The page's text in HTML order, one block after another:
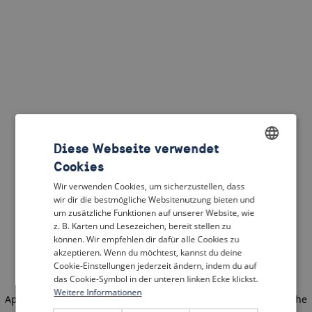
Application error: a client-side exception has occurred
(see the
DUTCH
FRENCH
GERMAN
Diese Webseite verwendet
Cookies
Wir verwenden Cookies, um sicherzustellen, dass
wir dir die bestmögliche Websitenutzung bieten und
um zusätzliche Funktionen auf unserer Website, wie
z. B. Karten und Lesezeichen, bereit stellen zu
können. Wir empfehlen dir dafür alle Cookies zu
akzeptieren. Wenn du möchtest, kannst du deine
Cookie-Einstellungen jederzeit ändern, indem du auf
das Cookie-Symbol in der unteren linken Ecke klickst.
Weitere Informationen